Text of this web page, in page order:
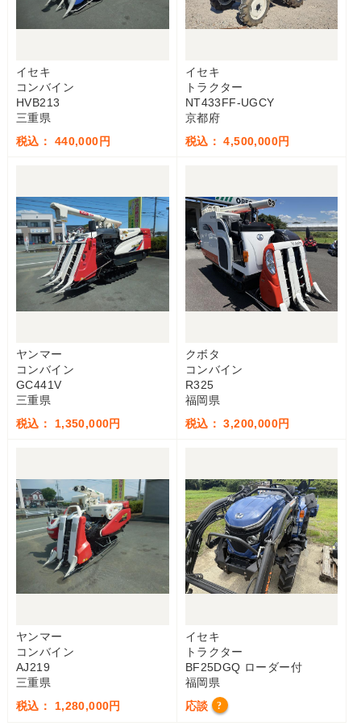
イセキ
コンバイン
HVB213
三重県
税込： 440,000円
イセキ
トラクター
NT433FF-UGCY
京都府
税込： 4,500,000円
ヤンマー
コンバイン
GC441V
三重県
税込： 1,350,000円
クボタ
コンバイン
R325
福岡県
税込： 3,200,000円
ヤンマー
コンバイン
AJ219
三重県
税込： 1,280,000円
イセキ
トラクター
BF25DGQ ローダー付
福岡県
応談
?